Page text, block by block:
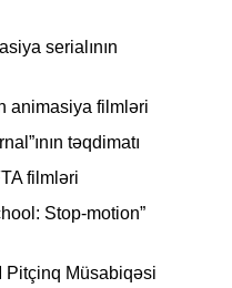
serialının
animasiya filmləri
təqdimatı
filmləri
Stop-motion”
Pitçinq Müsabiqəsi